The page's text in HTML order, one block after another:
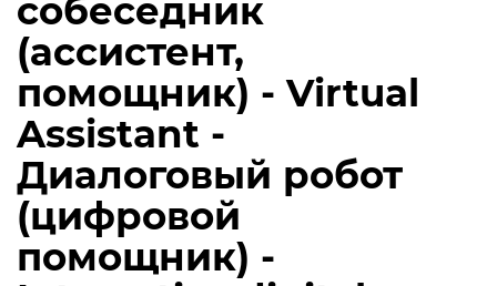
собеседник
(ассистент,
помощник) - Virtual
Assistant -
Диалоговый робот
(цифровой
помощник) -